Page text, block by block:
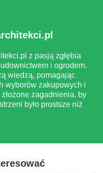
z pasją zgłębia
i ogrodem.
wiedzą, pomagając
wyborów zakupowych i
zagadnienia, by
było prostsze niż